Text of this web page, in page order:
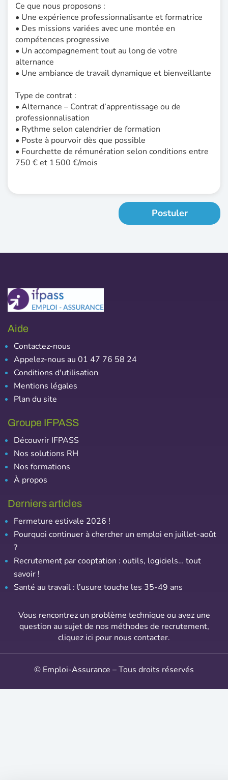
Ce que nous proposons :
• Une expérience professionnalisante et formatrice
• Des missions variées avec une montée en
compétences progressive
• Un accompagnement tout au long de votre
alternance
• Une ambiance de travail dynamique et bienveillante
Type de contrat :
• Alternance – Contrat d’apprentissage ou de
professionnalisation
• Rythme selon calendrier de formation
• Poste à pourvoir dès que possible
• Fourchette de rémunération selon conditions entre
750 € et 1 500 €/mois
Postuler
Aide
Contactez-nous
Appelez-nous au 01 47 76 58 24
Conditions d'utilisation
Mentions légales
Plan du site
Groupe IFPASS
Découvrir IFPASS
Nos solutions RH
Nos formations
À propos
Derniers articles
Fermeture estivale 2026 !
Pourquoi continuer à chercher un emploi en juillet-août
?
Recrutement par cooptation : outils, logiciels… tout
savoir !
Santé au travail : l’usure touche les 35-49 ans
Vous rencontrez un problème technique ou avez une
question au sujet de nos méthodes de recrutement,
cliquez ici pour nous contacter.
© Emploi-Assurance – Tous droits réservés